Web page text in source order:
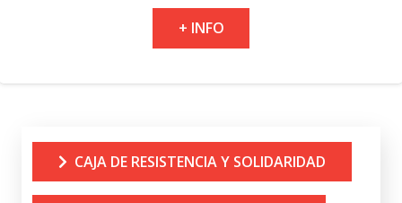
+ INFO
CAJA DE RESISTENCIA Y SOLIDARIDAD